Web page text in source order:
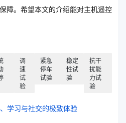
障。希望本文的介绍能对主机遥控
调
速
试
验
紧急
停车
试验
稳定
性试
验
抗干
扰能
力试
验
学习与社交的极致体验